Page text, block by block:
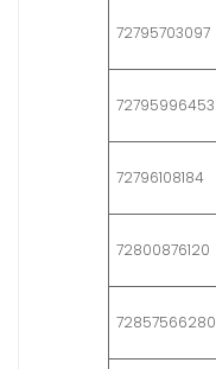
72795703097
72795996453
72796108184
72800876120
72857566280